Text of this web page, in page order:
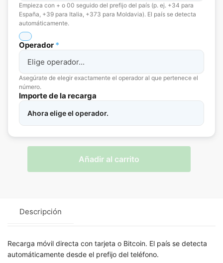
Empieza con + o 00 seguido del prefijo del país (p. ej. +34 para
España, +39 para Italia, +373 para Moldavia). El país se detecta
automáticamente.
Operador *
Asegúrate de elegir exactamente el operador al que pertenece el
número.
Importe de la recarga
Ahora elige el operador.
Añadir al carrito
Descripción
Recarga móvil directa con tarjeta o Bitcoin. El país se detecta
automáticamente desde el prefijo del teléfono.